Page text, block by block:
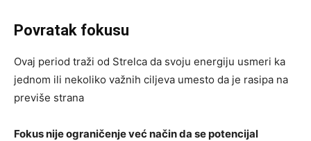
Povratak fokusu
Ovaj period traži od Strelca da svoju energiju usmeri ka
jednom ili nekoliko važnih ciljeva umesto da je rasipa na
previše strana
Fokus nije ograničenje već način da se potencijal